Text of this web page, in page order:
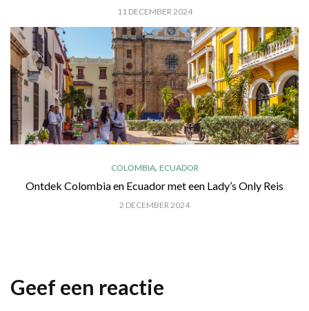
11 DECEMBER 2024
COLOMBIA, ECUADOR
Ontdek Colombia en Ecuador met een Lady’s Only Reis
2 DECEMBER 2024
Geef een reactie